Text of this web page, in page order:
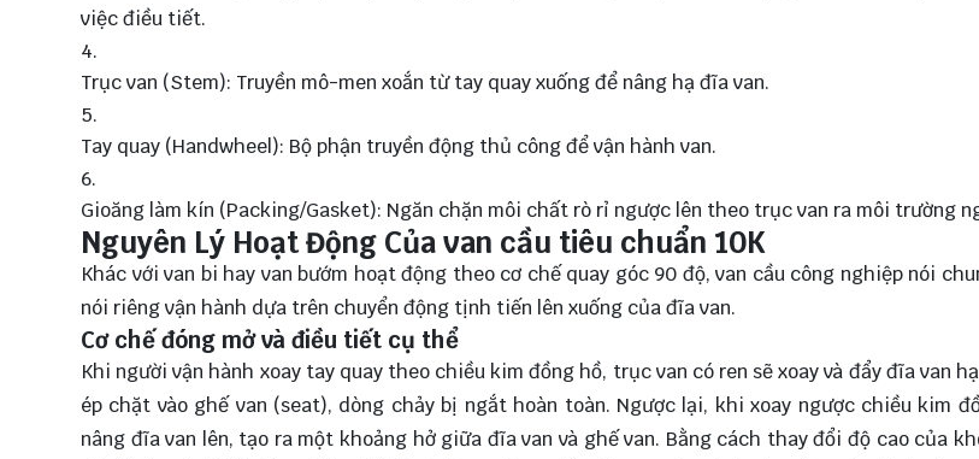
việc điều tiết.
Trục van (Stem): Truyền mô-men xoắn từ tay quay xuống để nâng hạ đĩa van.
Tay quay (Handwheel): Bộ phận truyền động thủ công để vận hành van.
Gioăng làm kín (Packing/Gasket): Ngăn chặn môi chất rò rỉ ngược lên theo trục van ra môi trường
Nguyên Lý Hoạt Động Của van cầu tiêu chuẩn 10K
Khác với van bi hay van bướm hoạt động theo cơ chế quay góc 90 độ, van cầu công nghiệp nói
nói riêng vận hành dựa trên chuyển động tịnh tiến lên xuống của đĩa van.
Cơ chế đóng mở và điều tiết cụ thể
Khi người vận hành xoay tay quay theo chiều kim đồng hồ, trục van có ren sẽ xoay và đẩy đĩa van
ép chặt vào ghế van (seat), dòng chảy bị ngắt hoàn toàn. Ngược lại, khi xoay ngược chiều kim
nâng đĩa van lên, tạo ra một khoảng hở giữa đĩa van và ghế van. Bằng cách thay đổi độ cao của